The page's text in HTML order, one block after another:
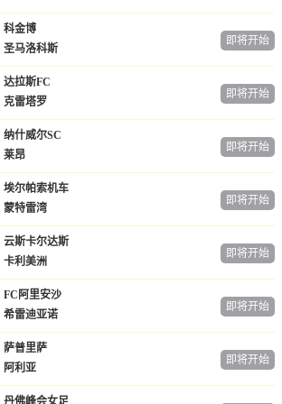
科金博
圣马洛科斯
即将开始
达拉斯FC
克雷塔罗
即将开始
纳什威尔SC
莱昂
即将开始
埃尔帕索机车
蒙特雷湾
即将开始
云斯卡尔达斯
卡利美洲
即将开始
FC阿里安沙
希雷迪亚诺
即将开始
萨普里萨
阿利亚
即将开始
丹佛峰会女足